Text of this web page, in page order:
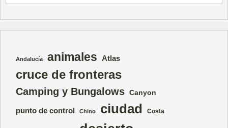
Andalucía animales Atlas
cruce de fronteras
Camping y Bungalows Canyon
punto de control Chino ciudad Costa